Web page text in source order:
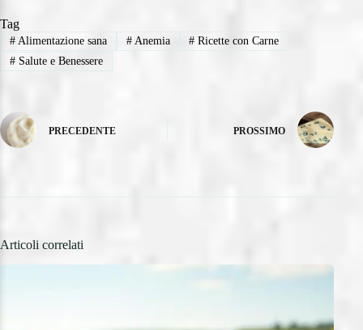
Tag
#Alimentazione sana #Anemia # Ricette con Carne
#Salute e Benessere
PRECEDENTE PROSSIMO
Articoli correlati